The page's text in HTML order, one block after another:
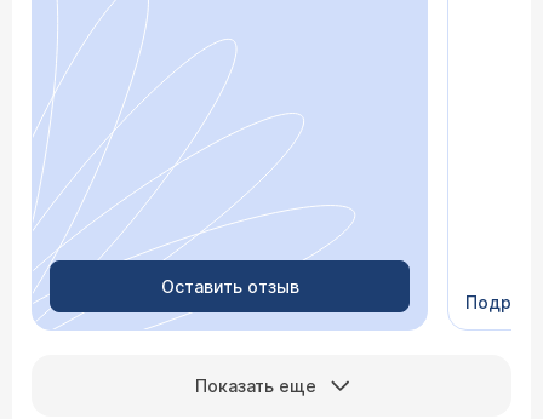
Оставить отзыв
Сейчас
Показать еще